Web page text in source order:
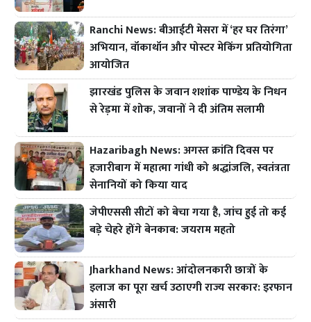
Ranchi News: बीआईटी मेसरा में ‘हर घर तिरंगा’
अभियान, वॉकाथॉन और पोस्टर मेकिंग प्रतियोगिता
आयोजित
झारखंड पुलिस के जवान शशांक पाण्डेय के निधन
से रेड़मा में शोक, जवानों ने दी अंतिम सलामी
Hazaribagh News: अगस्त क्रांति दिवस पर
हजारीबाग में महात्मा गांधी को श्रद्धांजलि, स्वतंत्रता
सेनानियों को किया याद
जेपीएससी सीटों को बेचा गया है, जांच हुई तो कई
बड़े चेहरे होंगे बेनकाब: जयराम महतो
Jharkhand News: आंदोलनकारी छात्रों के
इलाज का पूरा खर्च उठाएगी राज्य सरकार: इरफान
अंसारी